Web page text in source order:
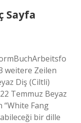
Sayfa
weitere Zeilen
Diş (Ciltli)
Temmuz Beyaz
“White Fang
bir dille